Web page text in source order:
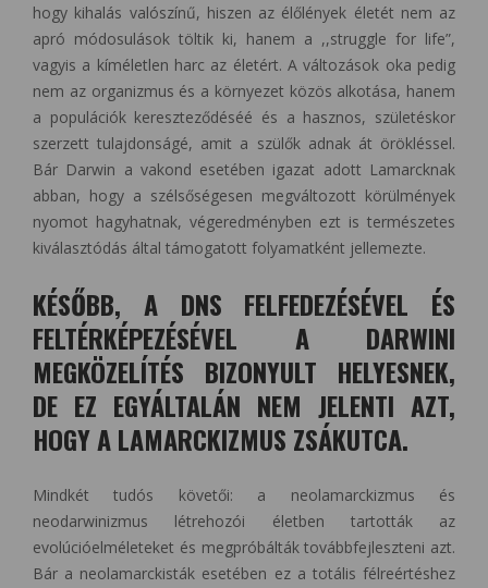
hogy kihalás valószínű, hiszen az élőlények életét nem az
apró módosulások töltik ki, hanem a ,,struggle for life”,
vagyis a kíméletlen harc az életért. A változások oka pedig
nem az organizmus és a környezet közös alkotása, hanem
a populációk kereszteződéséé és a hasznos, születéskor
szerzett tulajdonságé, amit a szülők adnak át örökléssel.
Bár Darwin a vakond esetében igazat adott Lamarcknak
abban, hogy a szélsőségesen megváltozott körülmények
nyomot hagyhatnak, végeredményben ezt is természetes
kiválasztódás által támogatott folyamatként jellemezte.
KÉSŐBB, A DNS FELFEDEZÉSÉVEL ÉS
FELTÉRKÉPEZÉSÉVEL A DARWINI
MEGKÖZELÍTÉS BIZONYULT HELYESNEK,
DE EZ EGYÁLTALÁN NEM JELENTI AZT,
HOGY A LAMARCKIZMUS ZSÁKUTCA.
Mindkét tudós követői: a neolamarckizmus és
neodarwinizmus létrehozói életben tartották az
evolúcióelméleteket és megpróbálták továbbfejleszteni azt.
Bár a neolamarckisták esetében ez a totális félreértéshez